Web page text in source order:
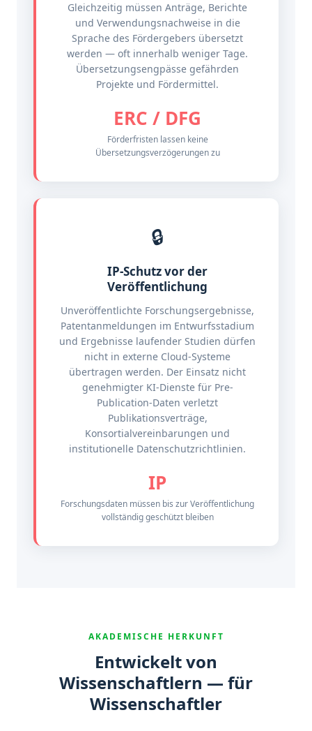
Gleichzeitig müssen Anträge, Berichte
und Verwendungsnachweise in die
Sprache des Fördergebers übersetzt
werden — oft innerhalb weniger Tage.
Übersetzungsengpässe gefährden
Projekte und Fördermittel.
ERC / DFG
Förderfristen lassen keine
Übersetzungsverzögerungen zu
🔒
IP-Schutz vor der
Veröffentlichung
Unveröffentlichte Forschungsergebnisse,
Patentanmeldungen im Entwurfsstadium
und Ergebnisse laufender Studien dürfen
nicht in externe Cloud-Systeme
übertragen werden. Der Einsatz nicht
genehmigter KI-Dienste für Pre-
Publication-Daten verletzt
Publikationsverträge,
Konsortialvereinbarungen und
institutionelle Datenschutzrichtlinien.
IP
Forschungsdaten müssen bis zur Veröffentlichung
vollständig geschützt bleiben
AKADEMISCHE HERKUNFT
Entwickelt von
Wissenschaftlern — für
Wissenschaftler